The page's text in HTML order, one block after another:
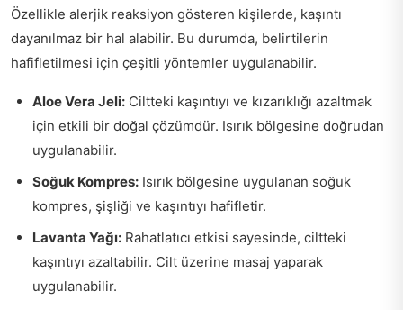
Özellikle alerjik reaksiyon gösteren kişilerde, kaşıntı
dayanılmaz bir hal alabilir. Bu durumda, belirtilerin
hafifletilmesi için çeşitli yöntemler uygulanabilir.
Aloe Vera Jeli: Ciltteki kaşıntıyı ve kızarıklığı azaltmak
için etkili bir doğal çözümdür. Isırık bölgesine doğrudan
uygulanabilir.
Soğuk Kompres: Isırık bölgesine uygulanan soğuk
kompres, şişliği ve kaşıntıyı hafifletir.
Lavanta Yağı: Rahatlatıcı etkisi sayesinde, ciltteki
kaşıntıyı azaltabilir. Cilt üzerine masaj yaparak
uygulanabilir.